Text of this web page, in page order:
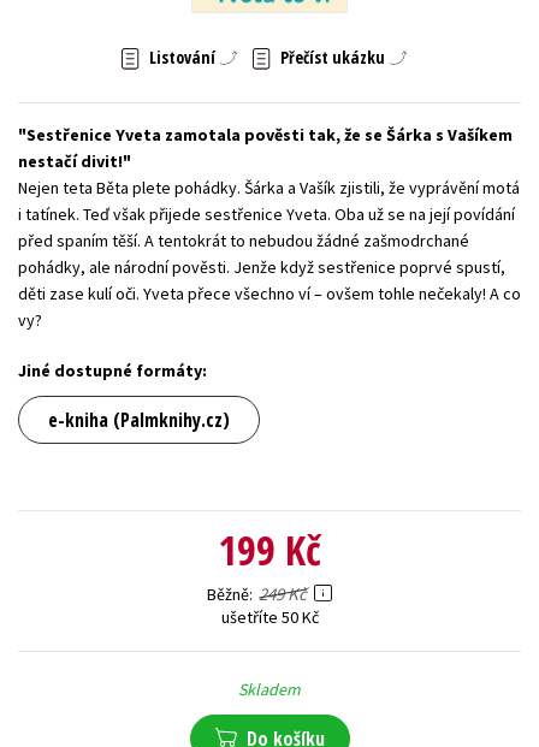
Listování Přečíst ukázku
Sestřenice Yveta zamotala pověsti tak, že se Šárka s Vašíkem
nestačí divit!
Nejen teta Běta plete pohádky. Šárka a Vašík zjistili, že vyprávění motá
i tatínek. Teď však přijede sestřenice Yveta. Oba už se na její povídání
před spaním těší. A tentokrát to nebudou žádné zašmodrchané
pohádky, ale národní pověsti. Jenže když sestřenice poprvé spustí,
děti zase kulí oči. Yveta přece všechno ví – ovšem tohle nečekaly! A co
vy?
Jiné dostupné formáty:
e-kniha (Palmknihy.cz)
199 Kč
Běžně 249 Kč
ušetříte 50 Kč
Skladem
Do košíku